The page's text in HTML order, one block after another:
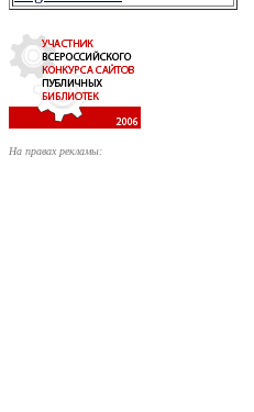
На правах рекламы: